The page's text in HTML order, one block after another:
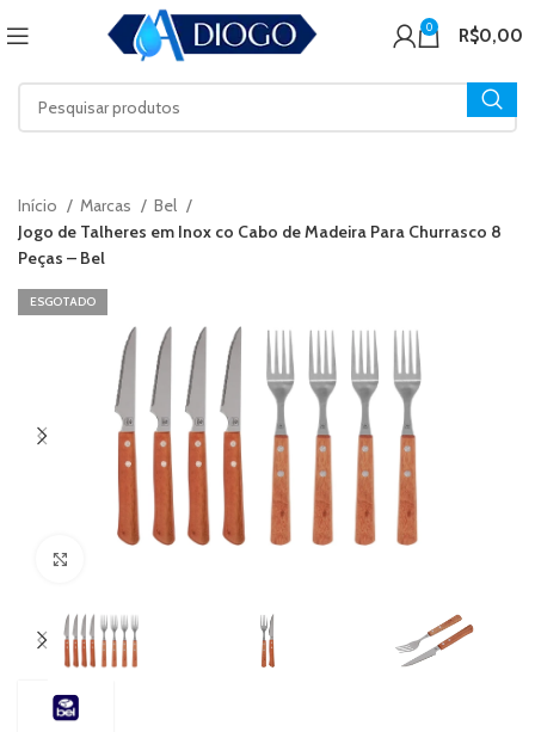
0 R$0,00
Início Marcas
Bel
Jogo de Talheres em Inox co Cabo de Madeira Para Churrasco 8
Peças – Bel
ESGOTADO